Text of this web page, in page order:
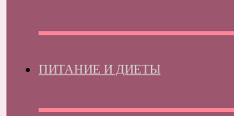
ПИТАНИЕ И ДИЕТЫ